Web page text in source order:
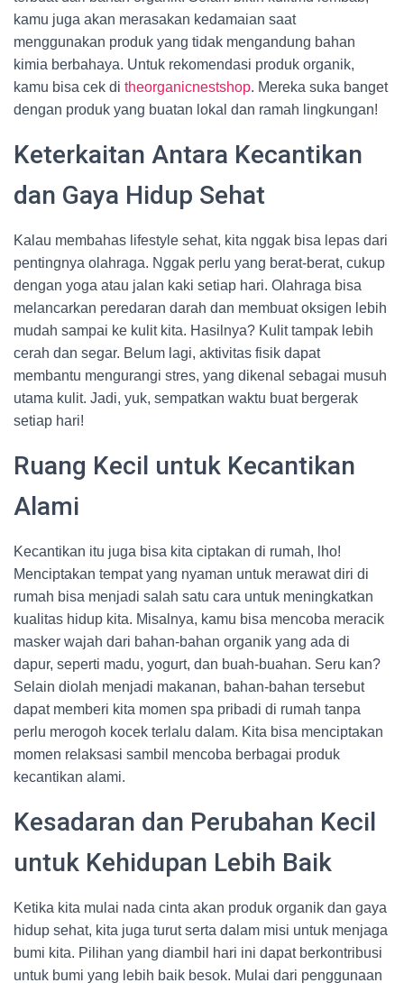
kamu juga akan merasakan kedamaian saat
menggunakan produk yang tidak mengandung bahan
kimia berbahaya. Untuk rekomendasi produk organik,
kamu bisa cek di theorganicnestshop. Mereka suka banget
dengan produk yang buatan lokal dan ramah lingkungan!
Keterkaitan Antara Kecantikan
dan Gaya Hidup Sehat
Kalau membahas lifestyle sehat, kita nggak bisa lepas dari
pentingnya olahraga. Nggak perlu yang berat-berat, cukup
dengan yoga atau jalan kaki setiap hari. Olahraga bisa
melancarkan peredaran darah dan membuat oksigen lebih
mudah sampai ke kulit kita. Hasilnya? Kulit tampak lebih
cerah dan segar. Belum lagi, aktivitas fisik dapat
membantu mengurangi stres, yang dikenal sebagai musuh
utama kulit. Jadi, yuk, sempatkan waktu buat bergerak
setiap hari!
Ruang Kecil untuk Kecantikan
Alami
Kecantikan itu juga bisa kita ciptakan di rumah, lho!
Menciptakan tempat yang nyaman untuk merawat diri di
rumah bisa menjadi salah satu cara untuk meningkatkan
kualitas hidup kita. Misalnya, kamu bisa mencoba meracik
masker wajah dari bahan-bahan organik yang ada di
dapur, seperti madu, yogurt, dan buah-buahan. Seru kan?
Selain diolah menjadi makanan, bahan-bahan tersebut
dapat memberi kita momen spa pribadi di rumah tanpa
perlu merogoh kocek terlalu dalam. Kita bisa menciptakan
momen relaksasi sambil mencoba berbagai produk
kecantikan alami.
Kesadaran dan Perubahan Kecil
untuk Kehidupan Lebih Baik
Ketika kita mulai nada cinta akan produk organik dan gaya
hidup sehat, kita juga turut serta dalam misi untuk menjaga
bumi kita. Pilihan yang diambil hari ini dapat berkontribusi
untuk bumi yang lebih baik besok. Mulai dari penggunaan